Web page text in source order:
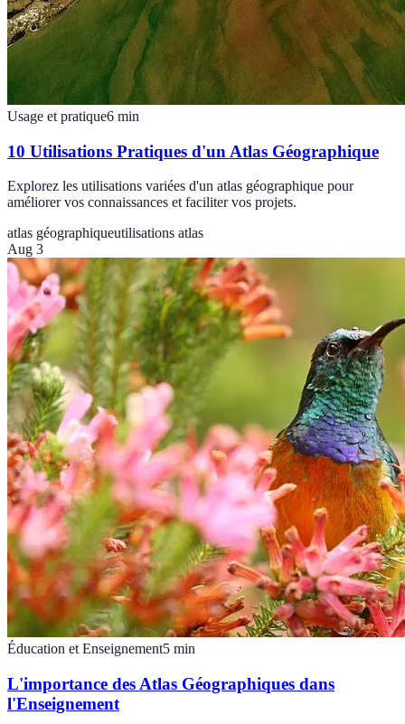
Usage et pratique6 min
10 Utilisations Pratiques d'un Atlas Géographique
Explorez les utilisations variées d'un atlas géographique pour
améliorer vos connaissances et faciliter vos projets.
atlas géographiqueutilisations atlas
Aug 3
Éducation et Enseignement5 min
L'importance des Atlas Géographiques dans
l'Enseignement